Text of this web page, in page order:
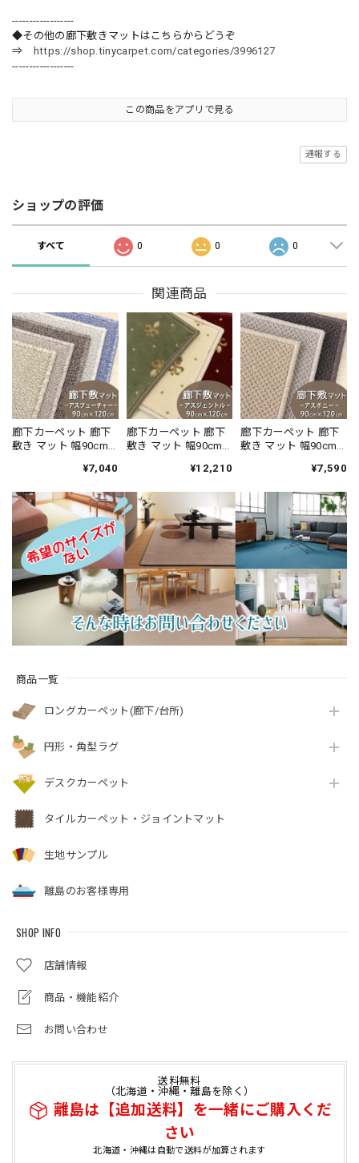
商品一覧
ロングカーペット(廊下/台所)
円形・角型ラグ
デスクカーペット
タイルカーペット・ジョイントマット
生地サンプル
離島のお客様専用
SHOP INFO
店舗情報
商品・機能紹介
お問い合わせ
送料無料
（北海道・沖縄・離島を除く）
離島は【追加送料】を一緒にご購入くだ
さい
北海道・沖縄は自動で送料が加算されます
------------------
◆その他の廊下敷きマットはこちらからどうぞ
⇒
https://shop.tinycarpet.com/categories/3996127
------------------
この商品をアプリで見る
通報する
ショップの評価
すべて 0 0 0
関連商品
廊下カーペット 廊下
敷き マット 幅90cm×
全の「SEK 抗ウイル
加工」雰囲気のある
杢調 無地 ループタイ
プ 全5色 防炎ラベル
付『アスフューチャ
ー/FUT』
¥7,040
廊下カーペット 廊下
敷き マット 幅90cm×
オリエントクラシッ
グレード感あるデザ
イン 高密度で耐久性
に優れたウィルトン
織カーペット 全3色
防炎ラベル付『アス
ジェントル/GNT』
¥12,210
廊下カーペット 廊下
敷き マット 幅90cm×
く遊び毛出にくい素
い♪ 波紋のような上
質感のあるテクスチ
ャー 無地 ループ カー
ペット全3色 防炎ラベ
ル付『アスボニ
ー/BNI』
¥7,590